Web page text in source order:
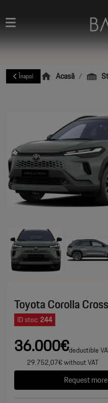
Înapoi Acasă
Toyota Corolla
ID stoc: 244
36.000€deductible
29.752,07€ without VAT
Request